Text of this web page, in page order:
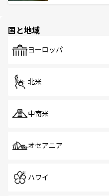
で、ホーカーズは地
国と地域
ヨーロッパ
北米
中南米
オセアニア
ハワイ